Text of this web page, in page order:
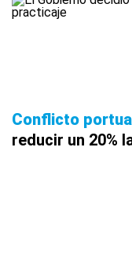
Conflicto
reducir un 20%